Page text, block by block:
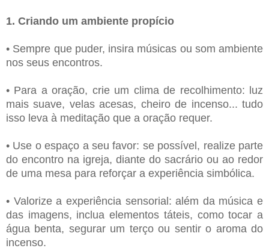
1. Criando um ambiente propício
• Sempre que puder, insira músicas ou som ambiente
nos seus encontros.
• Para a oração, crie um clima de recolhimento: luz
mais suave, velas acesas, cheiro de incenso... tudo
isso leva à meditação que a oração requer.
• Use o espaço a seu favor: se possível, realize parte
do encontro na igreja, diante do sacrário ou ao redor
de uma mesa para reforçar a experiência simbólica.
• Valorize a experiência sensorial: além da música e
das imagens, inclua elementos táteis, como tocar a
água benta, segurar um terço ou sentir o aroma do
incenso.